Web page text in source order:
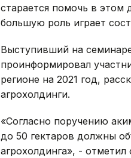
старается помочь в этом
большую роль играет
Выступивший на
проинформировал
регионе на 2021 год,
агрохолдинги.
«Согласно поручению
до 50 гектаров должны
агрохолдинга», - отметил